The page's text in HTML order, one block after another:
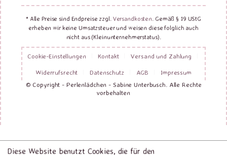
* Alle Preise sind Endpreise zzgl. Versandkosten. Gemäß § 19 UStG
erheben wir keine Umsatzsteuer und weisen diese folglich auch
nicht aus (Kleinunternehmerstatus).
Cookie-Einstellungen Kontakt
Versand und Zahlung
Widerrufsrecht
Datenschutz AGB
Impressum
© Copyright - Perlenlädchen - Sabine Unterbusch. Alle Rechte
vorbehalten
Diese Website benutzt Cookies, die für den